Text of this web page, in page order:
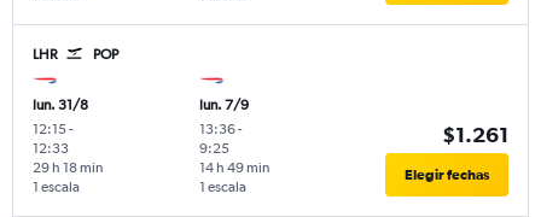
LHR POP
lun. 31/8
12:15-
12:33
1 escala
29 h 18 min
lun. 7/9
13:36-
9:25
1 escala
14 h 49 min
$1.261
Elegir fechas